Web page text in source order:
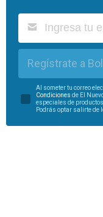
Regístrate a
Al someter tu correo
Condiciones de El
especiales de
Podrás optar salirte de